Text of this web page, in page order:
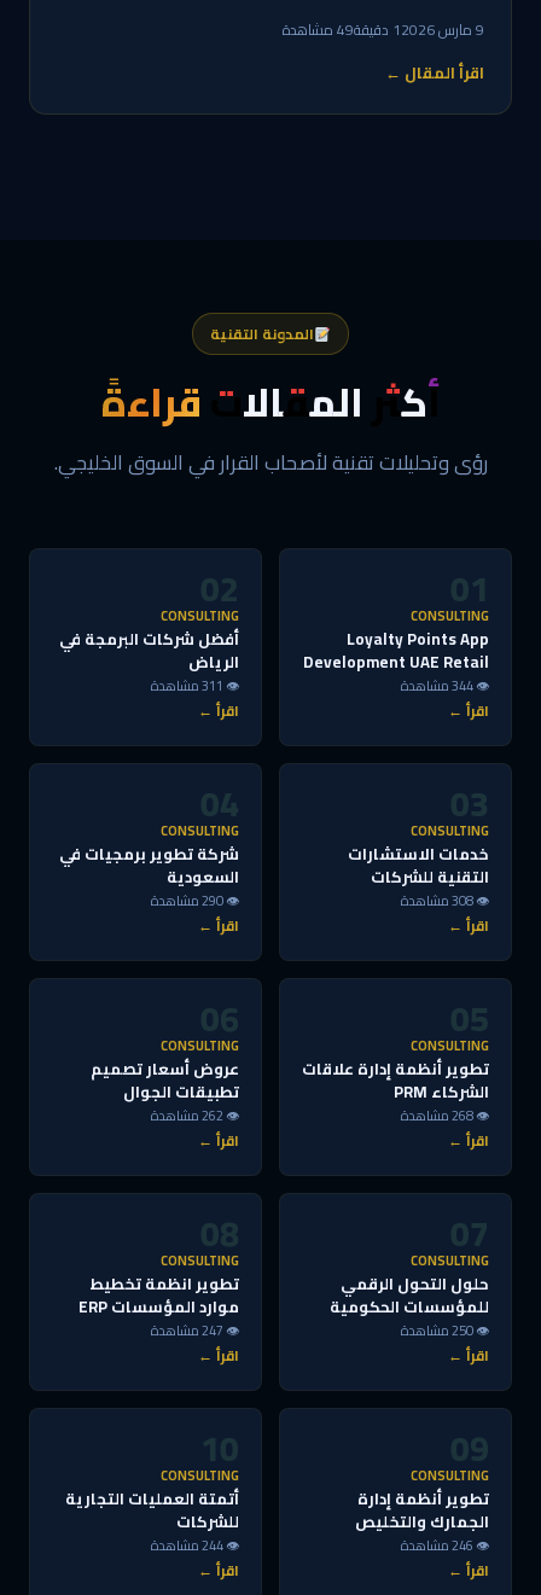
9 مارس 2026 1 دقيقة 49 مشاهدة
اقرأ المقال ←
المدونة التقنية
أكثر المقالات قراءةً
رؤى وتحليلات تقنية لأصحاب القرار في السوق الخليجي.
01
CONSULTING
Loyalty Points App
Development UAE Retail
👁 344 مشاهدة
اقرأ ←
02
CONSULTING
أفضل شركات البرمجة في
الرياض
👁 311 مشاهدة
اقرأ ←
03
CONSULTING
خدمات الاستشارات
التقنية للشركات
👁 308 مشاهدة
اقرأ ←
04
CONSULTING
شركة تطوير برمجيات في
السعودية
👁 290 مشاهدة
اقرأ ←
05
CONSULTING
تطوير أنظمة إدارة علاقات
الشركاء PRM
👁 268 مشاهدة
اقرأ ←
06
CONSULTING
عروض أسعار تصميم
تطبيقات الجوال
👁 262 مشاهدة
اقرأ ←
07
CONSULTING
حلول التحول الرقمي
للمؤسسات الحكومية
👁 250 مشاهدة
اقرأ ←
08
CONSULTING
تطوير انظمة تخطيط
موارد المؤسسات ERP
👁 247 مشاهدة
اقرأ ←
09
CONSULTING
تطوير أنظمة إدارة
الجمارك والتخليص
👁 246 مشاهدة
اقرأ ←
10
CONSULTING
أتمتة العمليات التجارية
للشركات
👁 244 مشاهدة
اقرأ ←